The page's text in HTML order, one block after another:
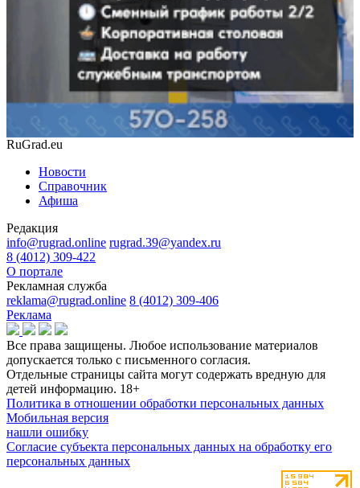
RuGrad.eu
Новости
Справочник
Афиша
Редакция
info@rugrad.online rugrad.39@yandex.ru
8 (4012) 309-422
О портале
Рекламная служба
reklama@rugrad.online 8 (4012) 309-406
Реклама
Все права защищены. Любое использование материалов
допускается только с письменного согласия.
Отдельные страницы сайта могут содержать вредную для
детей информацию. 18+
Политика в отношении обработки персональных данных
Мобильная версия
нашли ошибку
Согласие субъекта персональных данных на обработку его
персональных данных